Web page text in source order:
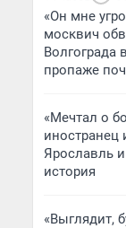
«Он мне
москвич
Волгограда
пропаже
«Мечтал о
иностранец
Ярославль
история
«Выглядит,